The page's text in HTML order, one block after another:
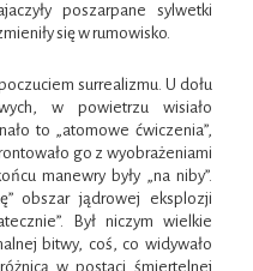
poszarpane sylwetki
się w rumowisko.
surrealizmu. U dołu
w powietrzu wisiało
to „atomowe ćwiczenia”,
go z wyobrażeniami
manewry były „na niby”.
obszar jądrowej eksplozji
Był niczym wielkie
bitwy, coś, co widywało
w postaci śmiertelnej